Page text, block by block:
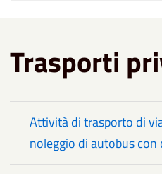
Trasporti
Attività di trasporto di
noleggio di autobus